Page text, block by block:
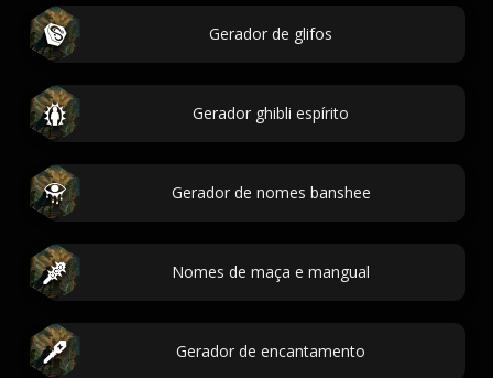
Gerador de glifos
Gerador ghibli espírito
Gerador de nomes banshee
Nomes de maça e mangual
Gerador de encantamento